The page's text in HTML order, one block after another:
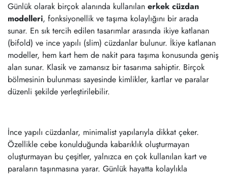
Günlük olarak birçok alanında kullanılan erkek cüzdan
modelleri, fonksiyonellik ve taşıma kolaylığını bir arada
sunar. En sık tercih edilen tasarımlar arasında ikiye katlanan
(bifold) ve ince yapılı (slim) cüzdanlar bulunur. İkiye katlanan
modeller, hem kart hem de nakit para taşıma konusunda geniş
alan sunar. Klasik ve zamansız bir tasarıma sahiptir. Birçok
bölmesinin bulunması sayesinde kimlikler, kartlar ve paralar
düzenli şekilde yerleştirilebilir.
İnce yapılı cüzdanlar, minimalist yapılarıyla dikkat çeker.
Özellikle cebe konulduğunda kabarıklık oluşturmayan
oluşturmayan bu çeşitler, yalnızca en çok kullanılan kart ve
paraların taşınmasına yarar. Günlük hayatta kolaylıkla